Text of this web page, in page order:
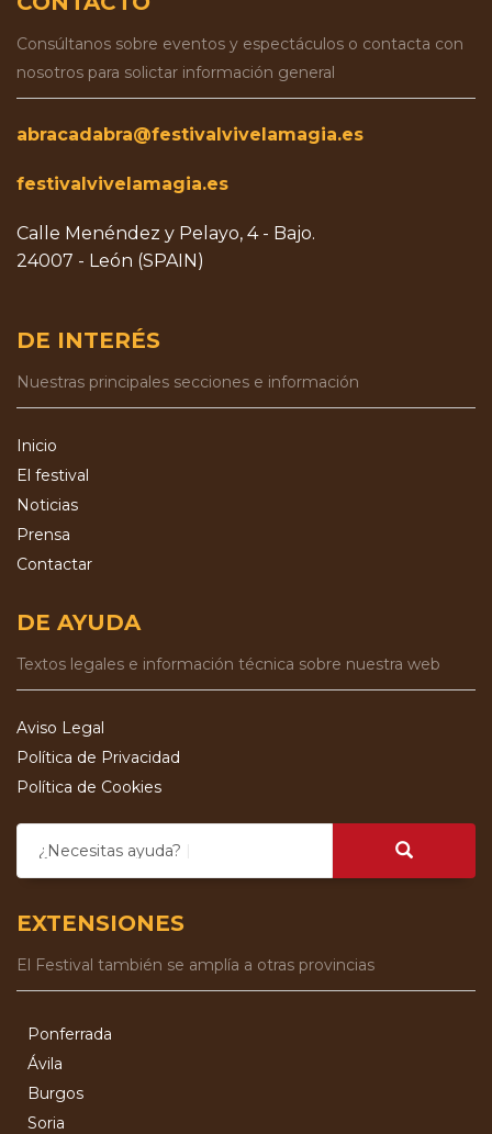
Consúltanos sobre eventos y espectáculos o contacta con
nosotros para solictar información general
abracadabra@festivalvivelamagia.es
festivalvivelamagia.es
Calle Menéndez y Pelayo, 4 - Bajo.
24007 - León (SPAIN)
DE INTERÉS
Nuestras principales secciones e información
Inicio
El festival
Noticias
Prensa
Contactar
DE AYUDA
Textos legales e información técnica sobre nuestra web
Aviso Legal
Política de Privacidad
Política de Cookies
¿Necesitas ayuda?
EXTENSIONES
El Festival también se amplía a otras provincias
Ponferrada
Ávila
Burgos
Soria